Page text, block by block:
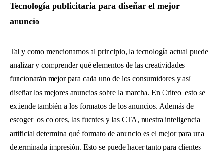
Tecnología publicitaria para diseñar el mejor
anuncio
Tal y como mencionamos al principio, la tecnología actual puede
analizar y comprender qué elementos de las creatividades
funcionarán mejor para cada uno de los consumidores y así
diseñar los mejores anuncios sobre la marcha. En Criteo, esto se
extiende también a los formatos de los anuncios. Además de
escoger los colores, las fuentes y las CTA, nuestra inteligencia
artificial determina qué formato de anuncio es el mejor para una
determinada impresión. Esto se puede hacer tanto para clientes